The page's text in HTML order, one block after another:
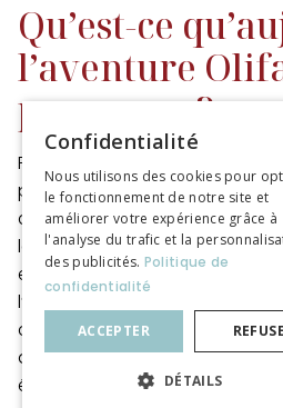
Qu’est-ce
l’aventure
pour vous ?
Participer au développement
possibilité dese réaliser
compétences au sein d’un
les façons de penser pour
en termes de répartition de
l’occasion d’accueillir des
cadre épanouissant pour leur
donc un impact sociétal,
économique très fort. Nos
Confidentialité
Nous utilisons des cookies pour
le fonctionnement de notre site et
améliorer votre expérience grâce à
l'analyse du trafic et la
des publicités. Politique de
confidentialité
ACCEPTER
DÉTAILS